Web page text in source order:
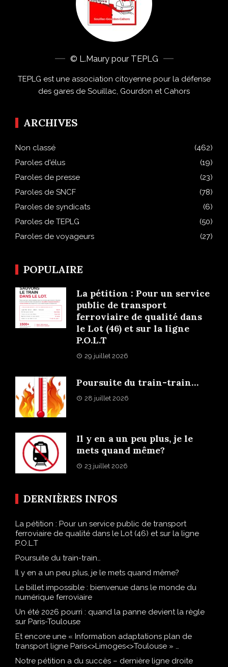
© L.Maury pour TEPLG
TEPLG est une association citoyenne pour la défense
des gares de Souillac, Gourdon et Cahors
ARCHIVES
Non classé
(462)
Paroles d'élus
(19)
Paroles de presse
(23)
Paroles de SNCF
(78)
Paroles de syndicats
(6)
Paroles de TEPLG
(50)
Paroles de voyageurs
(27)
POPULAIRE
La pétition : Pour un service
public de transport
ferroviaire de qualité dans
le Lot (46) et sur la ligne
P.O.L.T
29 juillet 2026
Poursuite du train-train…
28 juillet 2026
Il y en a un peu plus, je le
mets quand même?
23 juillet 2026
DERNIÈRES INFOS
La pétition : Pour un service public de transport
ferroviaire de qualité dans le Lot (46) et sur la ligne
P.O.L.T
Poursuite du train-train…
Il y en a un peu plus, je le mets quand même?
Le billet impossible : bienvenue dans le monde du
numérique ferroviaire
Un été 2026 pourri : quand la panne devient la règle
sur Paris-Toulouse
Et encore une « Information adaptations plan de
transport ligne Paris<>Limoges<>Toulouse » …
Notre pétition a du succès – dernière ligne droite